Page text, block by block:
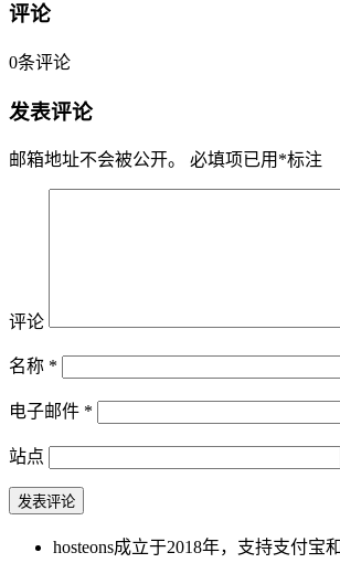
评论
0条评论
发表评论
邮箱地址不会被公开。 必填项已用 *标注
评论
名称 *
电子邮件 *
站点
hosteons成立于2018年，支持支付宝